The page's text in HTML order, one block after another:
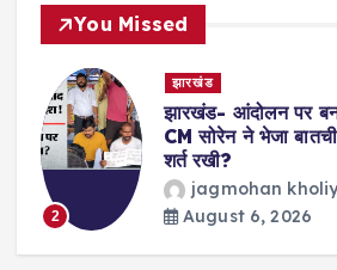
You Missed
2
झारखंड
झारखंड- आंदोलन पर
CM सोरेन ने भेजा
शर्त रखी?
jagmohan
August 6, 2026